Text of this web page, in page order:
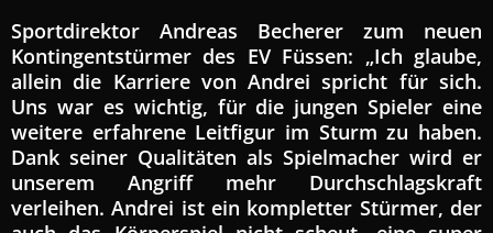
Sportdirektor Andreas Becherer zum neuen
Kontingentstürmer des EV Füssen: „Ich glaube,
allein die Karriere von Andrei spricht für sich.
Uns war es wichtig, für die jungen Spieler eine
weitere erfahrene Leitfigur im Sturm zu haben.
Dank seiner Qualitäten als Spielmacher wird er
unserem Angriff mehr Durchschlagskraft
verleihen. Andrei ist ein kompletter Stürmer, der